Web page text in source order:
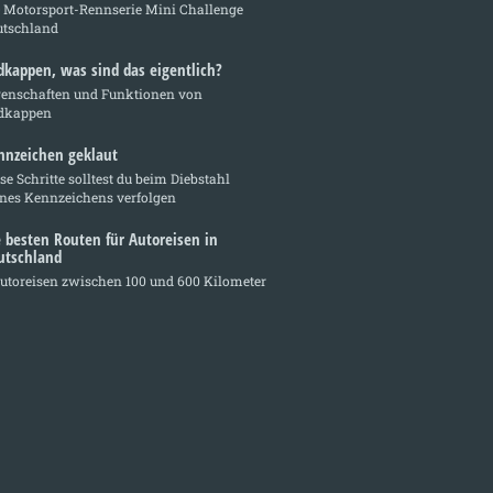
Motorsport-Rennserie Mini Challenge
was sind das eigentlich?
und Funktionen von
geklaut
Schritte solltest du beim Diebstahl
Kennzeichens verfolgen
besten Routen für Autoreisen in
zwischen 100 und 600 Kilometer